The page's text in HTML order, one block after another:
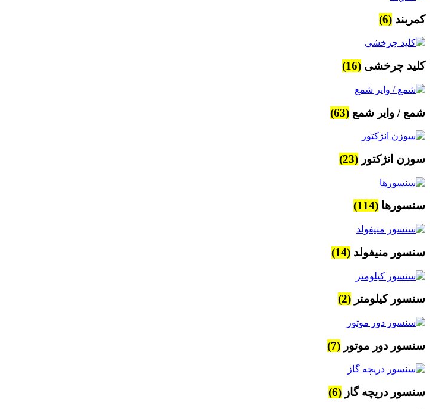
کمربند (6)
کلید چرخشی (16)
شمع / وایر شمع (63)
سوزن انژکتور (23)
سنسورها (114)
سنسور منیفولد (14)
سنسور کیلومتر (2)
سنسور دور موتور (7)
سنسور دریچه گاز (6)